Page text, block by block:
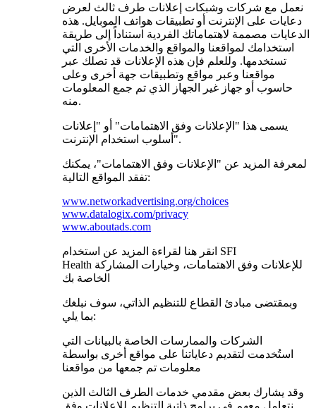
نعمل مع شركات وشبكات إعلانات طرف ثالث لعرض
دعايات على الإنترنت أو تطبيقات هواتف الموبايل. هذه
الدعايات مصممة لاهتماماتك الفردية استناداً إلى طريقة
استخدامك لمواقعنا والمواقع والخدمات الأخرى التي
تستخدمها. وللعلم فإن هذه الإعلانات قد تصلك عبر
مواقعنا وعبر مواقع وتطبيقات جهة أخرى وعلى
حاسوب أو جهاز غير الجهاز الذي تم جمع المعلومات
منه.
يسمى هذا "الإعلانات وفق الاهتمامات" أو "إعلانات
أسلوب استخدام الإنترنت".
لمعرفة المزيد عن "الإعلانات وفق الاهتمامات"، يمكنك
تفقد المواقع التالية:
www.networkadvertising.org/choices
www.datalogix.com/privacy
www.aboutads.com
انقر هنا لقراءة المزيد عن استخدام SFI
Health للإعلانات وفق الاهتمامات، وخيارات المشاركة
الخاصة بك
وبمقتضى مبادئ القطاع للتنظيم الذاتي، سوف نبلغك
بما يلي:
الشركات والممارسات الخاصة بالبيانات التي
استُخدمت لتقديم دعاياتنا على مواقع أخرى بواسطة
معلومات تم جمعها من مواقعنا
وقد يشارك بعض مقدمي خدمات الطرف الثالث الذين
نتعامل معهم في برامج ذاتية التنظيم للإعلانات وفق